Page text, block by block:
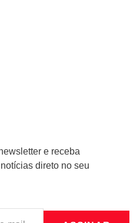
e receba
direto no seu